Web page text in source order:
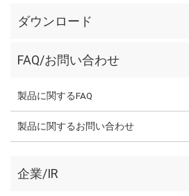
ダウンロード
FAQ/お問い合わせ
製品に関するFAQ
製品に関するお問い合わせ
企業/IR